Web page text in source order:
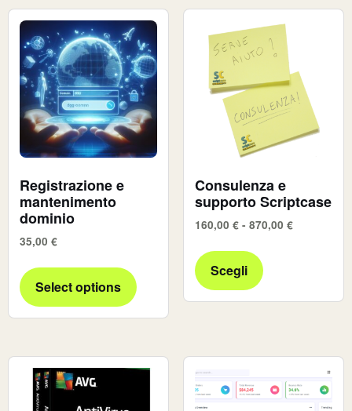
Registrazione e
mantenimento
dominio
35,00 €
Select options
Consulenza e
supporto Scriptcase
160,00 € - 870,00 €
Scegli